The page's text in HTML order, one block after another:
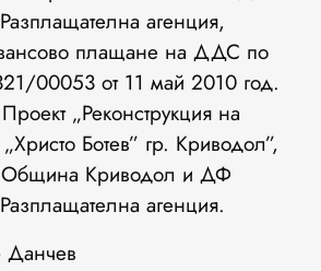
агенция,
плащане на ДДС по
00053 от 11 май 2010 год.
„Реконструкция на
Ботев” гр. Криводол”,
Криводол и ДФ
агенция.
Данчев